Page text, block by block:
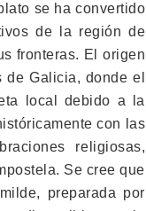
se ha convertido
de la región de
fronteras. El origen
Galicia, donde el
local debido a la
con las
religiosas,
Se cree que
preparada por